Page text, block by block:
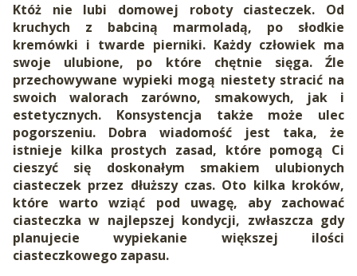
Któż nie lubi domowej roboty ciasteczek. Od
kruchych z babciną marmoladą, po słodkie
kremówki i twarde pierniki. Każdy człowiek ma
swoje ulubione, po które chętnie sięga. Źle
przechowywane wypieki mogą niestety stracić na
swoich walorach zarówno, smakowych, jak i
estetycznych. Konsystencja także może ulec
pogorszeniu. Dobra wiadomość jest taka, że
istnieje kilka prostych zasad, które pomogą Ci
cieszyć się doskonałym smakiem ulubionych
ciasteczek przez dłuższy czas. Oto kilka kroków,
które warto wziąć pod uwagę, aby zachować
ciasteczka w najlepszej kondycji, zwłaszcza gdy
planujecie wypiekanie większej ilości
ciasteczkowego zapasu.